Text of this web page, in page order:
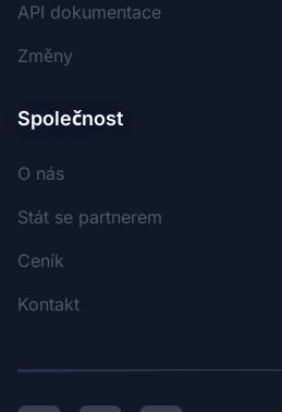
API dokumentace
Změny
Společnost
O nás
Stát se partnerem
Ceník
Kontakt